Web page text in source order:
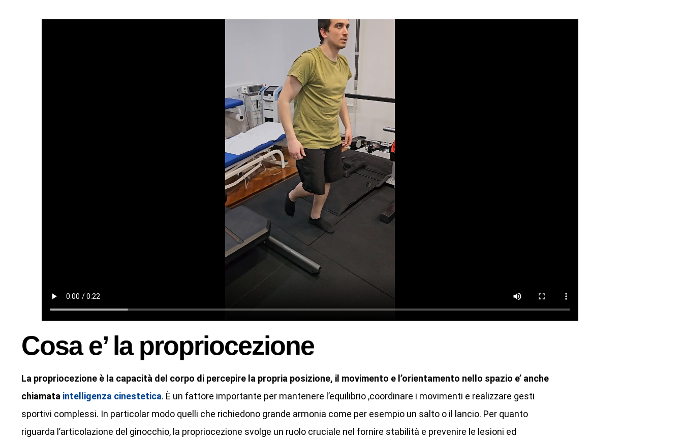
Cosa e’ la propriocezione
La propriocezione è la capacità del corpo di percepire la propria posizione, il movimento e l’orientamento nello spazio e’ anche
chiamata intelligenza cinestetica. È un fattore importante per mantenere l’equilibrio ,coordinare i movimenti e realizzare gesti
sportivi complessi. In particolar modo quelli che richiedono grande armonia come per esempio un salto o il lancio. Per quanto
riguarda l’articolazione del ginocchio, la propriocezione svolge un ruolo cruciale nel fornire stabilità e prevenire le lesioni ed